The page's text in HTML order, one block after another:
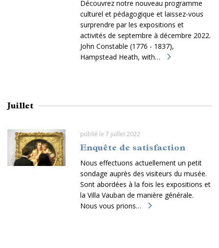
Découvrez notre nouveau programme
culturel et pédagogique et laissez-vous
surprendre par les expositions et
activités de septembre à décembre 2022.
John Constable (1776 - 1837),
Hampstead Heath, with…
Juillet
publié le 7 juillet 2022
Enquête de satisfaction
Nous effectuons actuellement un petit
sondage auprès des visiteurs du musée.
Sont abordées à la fois les expositions et
la Villa Vauban de manière générale.
Nous vous prions…